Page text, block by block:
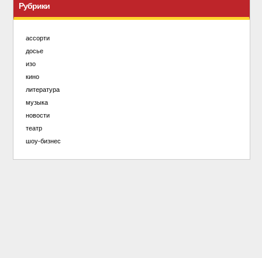
Рубрики
ассорти
досье
изо
кино
литература
музыка
новости
театр
шоу-бизнес